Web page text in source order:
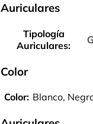
Auriculares
Tipología
Auriculares:
Color
Color: Blanco,